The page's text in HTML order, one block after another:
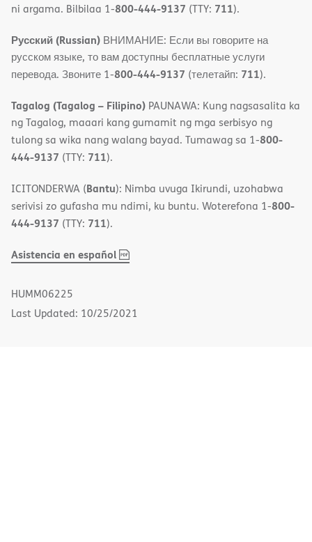
ni argama. Bilbilaa 1-800-444-9137 (TTY: 711).
Русский (Russian) ВНИМАНИЕ: Если вы говорите на
русском языке, то вам доступны бесплатные услуги
перевода. Звоните 1-800-444-9137 (телетайп: 711).
Tagalog (Tagalog – Filipino) PAUNAWA: Kung nagsasalita ka
ng Tagalog, maaari kang gumamit ng mga serbisyo ng
tulong sa wika nang walang bayad. Tumawag sa 1-800-
444-9137 (TTY: 711).
ICITONDERWA (Bantu): Nimba uvuga Ikirundi, uzohabwa
serivisi zo gufasha mu ndimi, ku buntu. Woterefona 1-800-
444-9137 (TTY: 711).
Asistencia en español,
(opens
HUMM06225
Last Updated: 10/25/2021